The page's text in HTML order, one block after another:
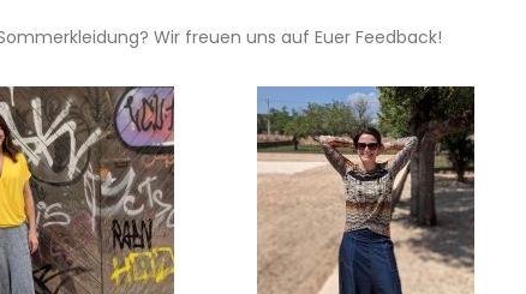
Wir freuen uns auf Euer Feedback!